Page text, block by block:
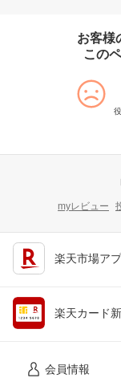
お客様
この
myレビュー
楽天市場ア
楽天カード
会員情報